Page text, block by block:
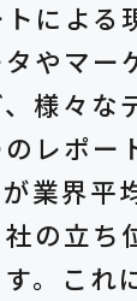
による
やマー
様々な
レポー
業界平
の立ち
。これ